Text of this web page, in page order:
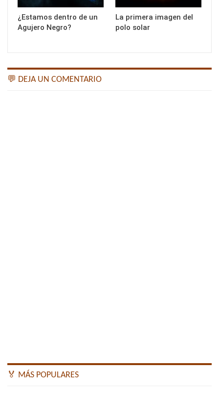
¿Estamos dentro de un
Agujero Negro?
La primera imagen del
polo solar
💬 DEJA UN COMENTARIO
🏅 MÁS POPULARES